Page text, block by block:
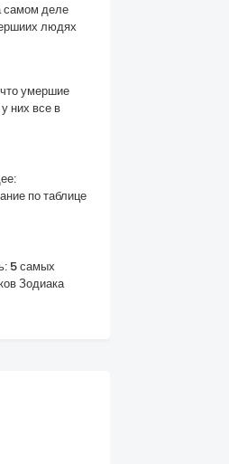
самом деле
людях
что умершие
них все в
по таблице
5 самых
Зодиака